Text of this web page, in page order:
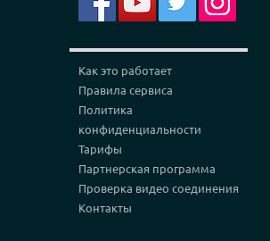
Как это работает
Правила сервиса
Политика
конфиденциальности
Тарифы
Партнерская программа
Проверка видео соединения
Контакты